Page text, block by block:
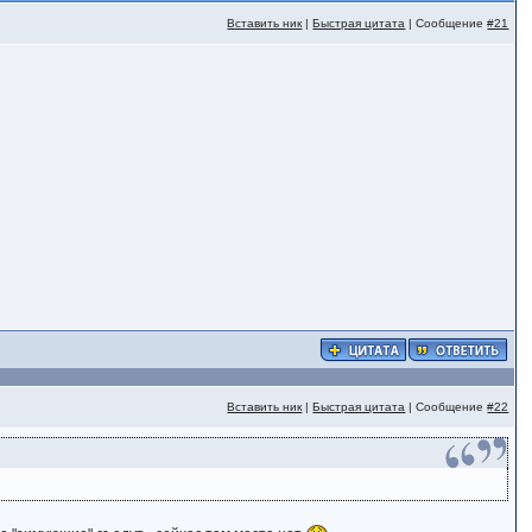
Вставить ник |Быстрая цитата | Сообщение#21
Вставить ник |Быстрая цитата | Сообщение#22